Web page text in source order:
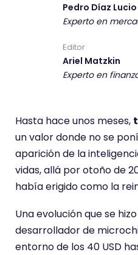
Pedro Díaz Lucio
Experto en
Editor
Ariel Matzkin
Experto en
Hasta hace unos meses,
un valor donde no se
aparición de la
vidas, allá por otoño de
había erigido como la
Una evolución que se
desarrollador de
entorno de los 40 USD